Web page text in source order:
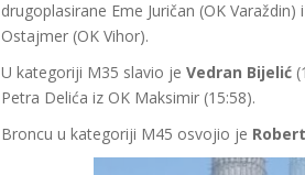
drugoplasirane Eme Juričan (OK
Ostajmer (OK Vihor).
U kategoriji M35 slavio je Vedran Bijelić
Petra Delića iz OK Maksimir (15:58).
Broncu u kategoriji M45 osvojio je